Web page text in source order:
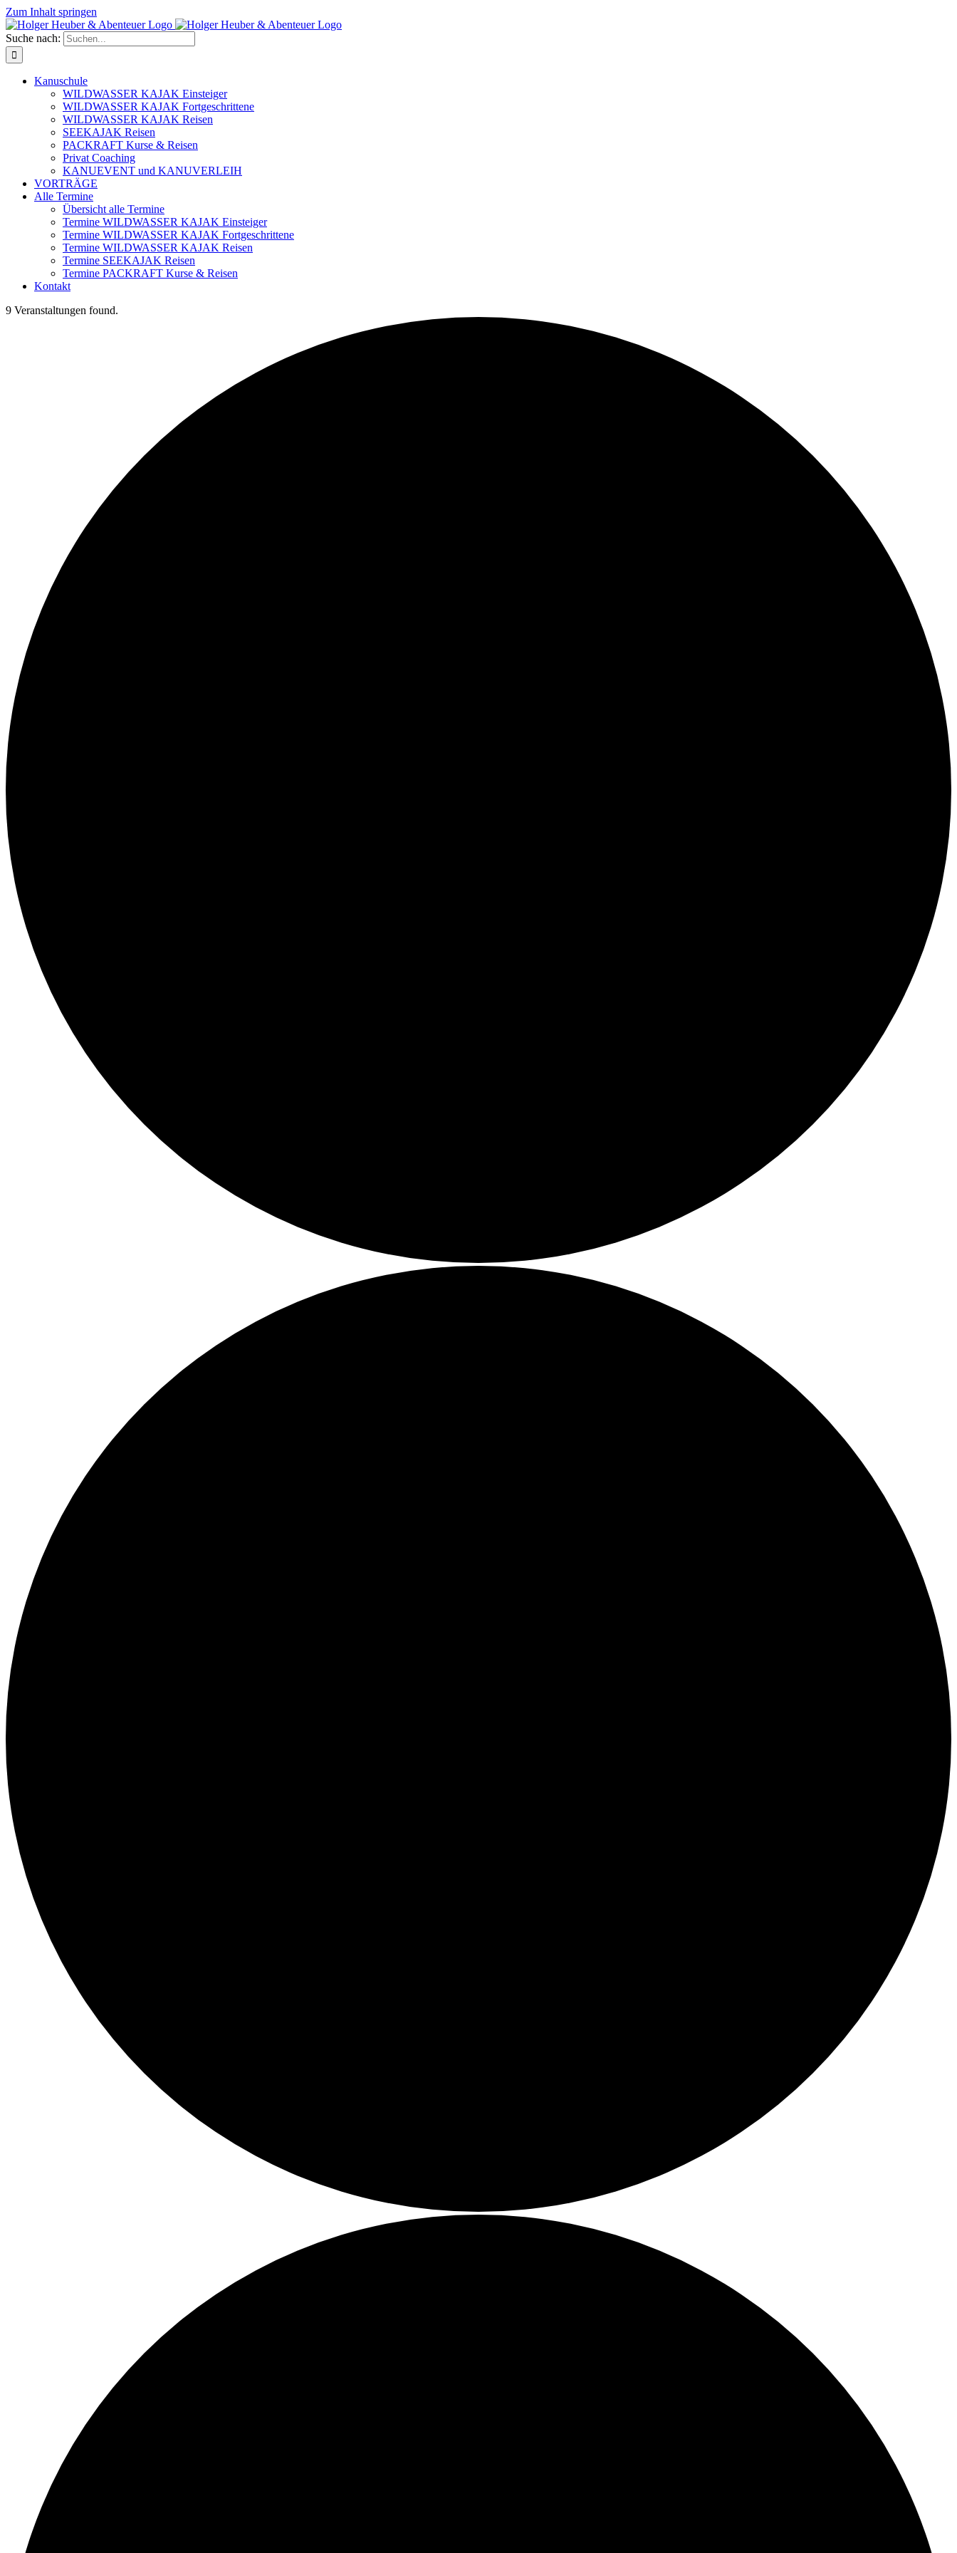
Zum Inhalt springen
Suche nach:
Kanuschule
WILDWASSER KAJAK Einsteiger
WILDWASSER KAJAK Fortgeschrittene
WILDWASSER KAJAK Reisen
SEEKAJAK Reisen
PACKRAFT Kurse & Reisen
Privat Coaching
KANUEVENT und KANUVERLEIH
VORTRÄGE
Alle Termine
Übersicht alle Termine
Termine WILDWASSER KAJAK Einsteiger
Termine WILDWASSER KAJAK Fortgeschrittene
Termine WILDWASSER KAJAK Reisen
Termine SEEKAJAK Reisen
Termine PACKRAFT Kurse & Reisen
Kontakt
9 Veranstaltungen found.